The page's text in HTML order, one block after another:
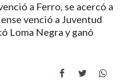
a Ferro, se acercó a
venció a Juventud
Loma Negra y ganó